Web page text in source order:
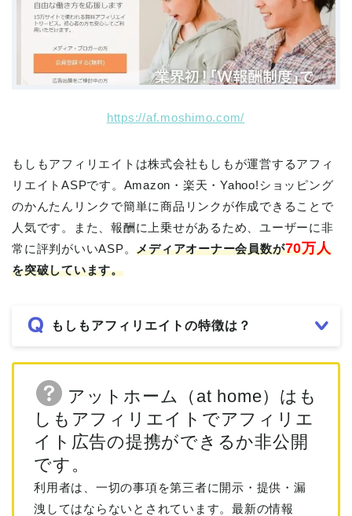
https://af.moshimo.com/
もしもアフィリエイトは株式会社もしもが運営するアフィ
リエイトASPです。Amazon・楽天・Yahoo!ショッピング
のかんたんリンクで簡単に商品リンクが作成できることで
人気です。また、報酬に上乗せがあるため、ユーザーに非
常に評判がいいASP。メディアオーナー会員数が70万人
を突破しています。
もしもアフィリエイトの特徴は？
アットホーム（at home）はも
しもアフィリエイトでアフィリエ
イト広告の提携ができるか非公開
です。
利用者は、一切の事項を第三者に開示・提供・漏
洩してはならないとされています。最新の情報